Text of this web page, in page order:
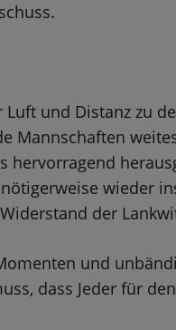
und Distanz zu
Mannschaften
hervorragend
wieder
der
und
dass Jeder für